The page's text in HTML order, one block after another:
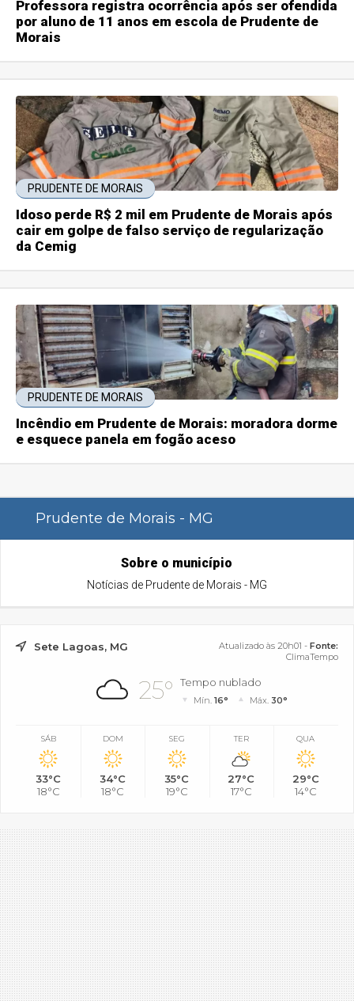
Professora registra ocorrência após ser ofendida
por aluno de 11 anos em escola de Prudente de
Morais
PRUDENTE DE MORAIS
Idoso perde R$ 2 mil em Prudente de Morais após
cair em golpe de falso serviço de regularização
da Cemig
PRUDENTE DE MORAIS
Incêndio em Prudente de Morais: moradora dorme
e esquece panela em fogão aceso
Prudente de Morais - MG
Sobre o município
Notícias de Prudente de Morais - MG
Sete Lagoas, MG Atualizado às 20h01 - Fonte:
ClimaTempo
25° Tempo nublado
Mín.16° Máx. 30°
SÁB
33°C
18°C
DOM
34°C
18°C
SEG
35°C
19°C
TER
27°C
17°C
QUA
29°C
14°C